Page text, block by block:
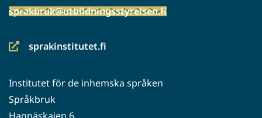
sprakbruk@utbildningsstyrelsen.fi
sprakinstitutet.fi
(siirryt
palveluun)
Institutet för de inhemska språken
Språkbruk
Hagnäskajen 6